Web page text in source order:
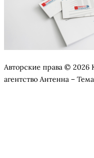
Авторские права ©
агентство Антенна – Тема